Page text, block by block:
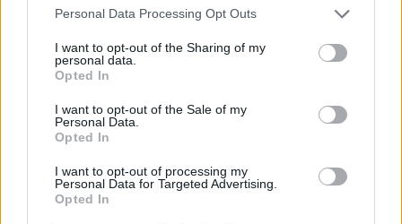
Personal Data Processing Opt Outs
I want to opt-out of the Sharing of my
personal data.
Opted In
I want to opt-out of the Sale of my
Personal Data.
Opted In
I want to opt-out of processing my
Personal Data for Targeted Advertising.
Opted In
мистериозен мост
Исчезнаа десетмина
алпинисти во лавина во
БЕЛ ШТРАЈК НА ГРАНИЦИТЕ:
Вака не било никогаш на